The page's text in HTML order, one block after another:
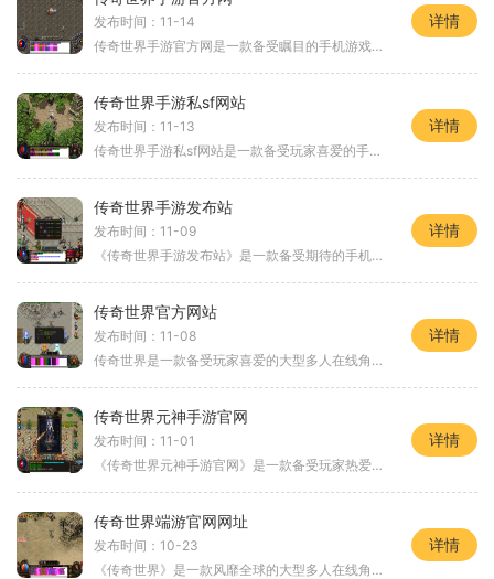
发布时间：11-14
传奇世界手游官方网是一款备受瞩目的手机游戏，它不仅将经典的传奇世界带入了移动设备，还带来了一系列创新的玩法和全新的游戏体验。下面，我们将详细介绍这款游戏的具体玩法
详情
传奇世界手游私sf网站
发布时间：11-13
传奇世界手游私sf网站是一款备受玩家喜爱的手机游戏。该游戏以其精美的画面、丰富多样的游戏玩法和刺激的战斗体验而闻名于世。在这个虚拟世界中，玩家将扮演勇敢的战士，与其他
详情
传奇世界手游发布站
发布时间：11-09
《传奇世界手游发布站》是一款备受期待的手机游戏上线平台，该平台致力于为玩家提供最新、最全面的传奇世界手游资讯，让玩家能够第一时间体验到游戏的乐趣。本文将介绍《传奇
详情
传奇世界官方网站
发布时间：11-08
传奇世界是一款备受玩家喜爱的大型多人在线角色扮演游戏，由中国著名游戏开发商盛大游戏开发并发行。它于2001年首次上线，在PC游戏市场迅速崭露头角，并延续至今。作为一款经典
详情
传奇世界元神手游官网
发布时间：11-01
《传奇世界元神手游官网》是一款备受玩家热爱的手机游戏，该游戏继承了传奇世界经典的创意和玩法，为玩家带来了全新的游戏体验。作为一款MMORPG游戏，元神手游以其丰富的剧情、
详情
传奇世界端游官网网址
发布时间：10-23
《传奇世界》是一款风靡全球的大型多人在线角色扮演游戏，拥有庞大的玩家群体和丰富的游戏内容，为玩家们提供了一个广阔而精彩的游戏世界。作为一款经典的端游，传奇世界一直
详情